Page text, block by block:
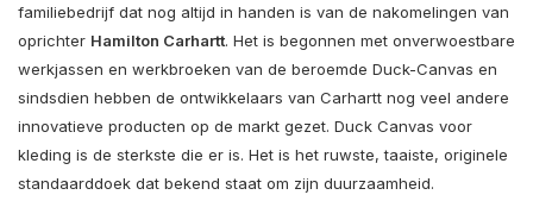
familiebedrijf dat nog altijd in handen is van de nakomelingen van
oprichter Hamilton Carhartt. Het is begonnen met onverwoestbare
werkjassen en werkbroeken van de beroemde Duck-Canvas en
sindsdien hebben de ontwikkelaars van Carhartt nog veel andere
innovatieve producten op de markt gezet. Duck Canvas voor
kleding is de sterkste die er is. Het is het ruwste, taaiste, originele
standaarddoek dat bekend staat om zijn duurzaamheid.